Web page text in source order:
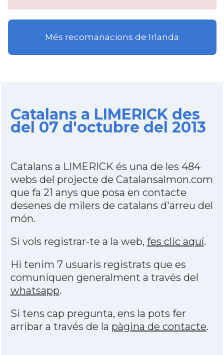
Més recomanacions de Irlanda
Catalans a LIMERICK des
del 07 d'octubre del 2013
Catalans a LIMERICK és una de les 484
webs del projecte de Catalansalmon.com
que fa 21 anys que posa en contacte
desenes de milers de catalans d'arreu del
món.
Si vols registrar-te a la web, fes clic aquí.
Hi tenim 7 usuaris registrats que es
comuniquen generalment a través del
whatsapp.
Si tens cap pregunta, ens la pots fer
arribar a través de la pàgina de contacte.